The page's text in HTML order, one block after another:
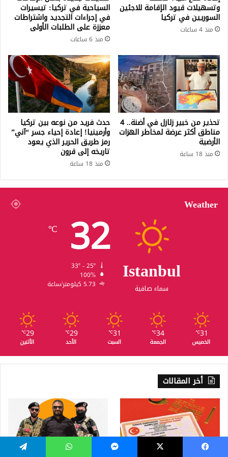
وتسهيلات قيود الإقامة للاجئين
السوريين في تركيا
منذ 4 ساعات
السياحية في تركيا: تيسيرات
في إجراءات التجديد واشتراطات
معززة على الطلبات الأولى
منذ 6 ساعات
تحذير من خبير زلازل في أضنة.. 4
مناطق أكثر عرضة لمخاطر الهزات
الأرضية
منذ 18 ساعة
حدث فريد من نوعه بين تركيا
وأرمينيا! إعادة إحياء جسر “آني”
رمز طريق الحرير الذي يعود
تاريخه إلى قرون
منذ 18 ساعة
Weather
Istanbul
سماء صافية
32
℃
100%
5.73 كيلومتر/ساعة
31
℃
الخميس
34
℃
الجمعة
31
℃
السبت
29
℃
الأحد
29
℃
الأثنين
أخر المقالات